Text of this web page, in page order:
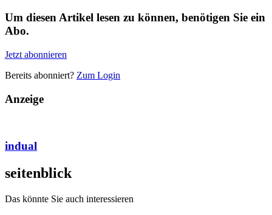
Um diesen Artikel lesen zu können, benötigen Sie ein
Abo.
Jetzt abonnieren
Bereits abonniert? Zum Login
Anzeige
indual
seitenblick
Das könnte Sie auch interessieren